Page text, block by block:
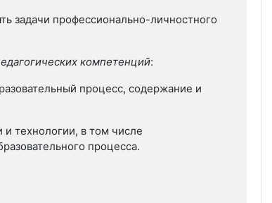
задачи профессионально-личностного
компетенций:
процесс, содержание и
технологии, в том числе
процесса.